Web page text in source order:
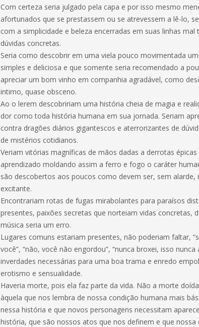
Com certeza seria julgado pela capa e por isso mesmo
afortunados que se prestassem ou se atrevessem a lê-lo,
com a simplicidade e beleza encerradas em suas linhas mal
dúvidas concretas.
Seria como descobrir em uma viela pouco movimentada
simples e deliciosa e que somente seria recomendado a
apreciar um bom vinho em companhia agradável, como
intimo, quase obsceno.
Ao o lerem descobririam uma história cheia de magia e
dor como toda história humana em sua jornada. Seriam
contra dragões diários gigantescos e aterrorizantes de
de mistérios cotidianos.
Veriam vitórias magníficas de mãos dadas a derrotas
aprendizado moldando assim a ferro e fogo o caráter
são descobertos aos poucos como devem ser, sem
excitante.
Encontrariam rotas de fugas mirabolantes para paraísos
presentes, paixões secretas que norteiam vidas concretas,
música seria um erro.
Lugares comuns estariam presentes, não poderiam faltar,
você”, “não, você não engordou”, “nunca broxei, isso
inverdades necessárias para uma boa trama e enredo
erotismo e sensualidade.
Haveria morte, pois ela faz parte da vida. Não a morte
àquela que nos lembra de nossa condição humana mais
nessa história e que novos personagens necessitam
história, que são nossos atos que nos definem e que